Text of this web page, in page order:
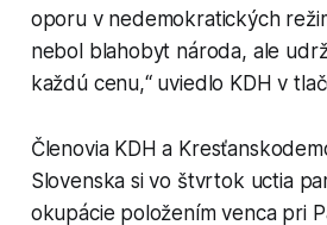
oporu v nedemokratických
nebol blahobyt národa, ale
každú cenu,“ uviedlo KDH v
Členovia KDH a
Slovenska si vo štvrtok uctia
okupácie položením venca pri